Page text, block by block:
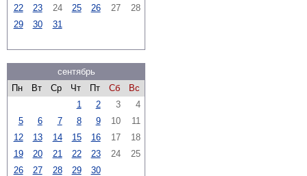
22
23 24 25 26 27
28
29
30 31
сентябрь
Пн
Вт Ср Чт Пт Сб
Вс
1
2 3
4
5
6 7 8 9 10
11
12
13 14 15 16 17
18
19
20 21 22 23 24
25
26
27 28 29 30